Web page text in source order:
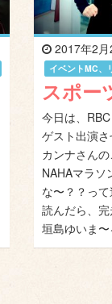
2017年2月
イベントMC、
スポー
今日は、
ゲスト出演
カンナさん
NAHAマラソ
な〜？？っ
読んだら、
垣島ゆいま